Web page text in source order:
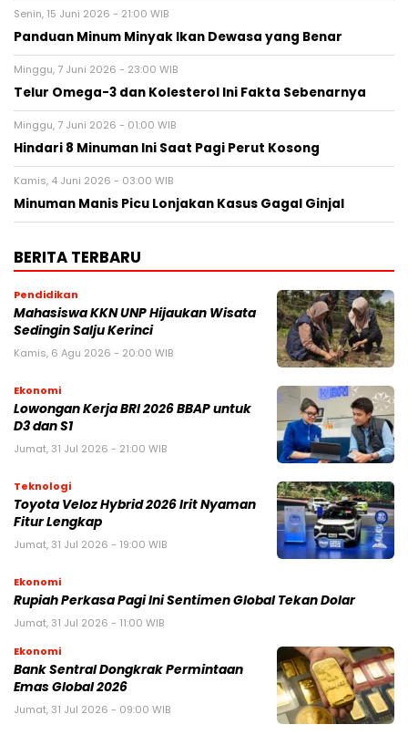
Senin, 15 Juni 2026 - 21:00 WIB
Panduan Minum Minyak Ikan Dewasa yang Benar
Minggu, 7 Juni 2026 - 23:00 WIB
Telur Omega-3 dan Kolesterol Ini Fakta Sebenarnya
Minggu, 7 Juni 2026 - 01:00 WIB
Hindari 8 Minuman Ini Saat Pagi Perut Kosong
Kamis, 4 Juni 2026 - 03:00 WIB
Minuman Manis Picu Lonjakan Kasus Gagal Ginjal
BERITA TERBARU
Pendidikan
Mahasiswa KKN UNP Hijaukan Wisata
Sedingin Salju Kerinci
Kamis, 6 Agu 2026 - 20:00 WIB
Ekonomi
Lowongan Kerja BRI 2026 BBAP untuk
D3 dan S1
Jumat, 31 Jul 2026 - 21:00 WIB
Teknologi
Toyota Veloz Hybrid 2026 Irit Nyaman
Fitur Lengkap
Jumat, 31 Jul 2026 - 19:00 WIB
Ekonomi
Rupiah Perkasa Pagi Ini Sentimen Global Tekan Dolar
Jumat, 31 Jul 2026 - 11:00 WIB
Ekonomi
Bank Sentral Dongkrak Permintaan
Emas Global 2026
Jumat, 31 Jul 2026 - 09:00 WIB